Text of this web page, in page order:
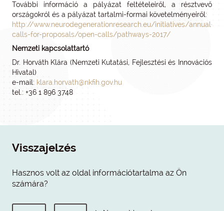
További információ a pályázat feltételeiről, a résztvevő
országokról és a pályázat tartalmi-formai követelményeiről:
http://www.neurodegenerationresearch.eu/initiatives/annual-
calls-for-proposals/open-calls/pathways-2017/
Nemzeti kapcsolattartó
Dr. Horváth Klára (Nemzeti Kutatási, Fejlesztési és Innovációs
Hivatal)
e-mail: klara.horvath@nkfih.gov.hu
tel.: +36 1 896 3748
Visszajelzés
Hasznos volt az oldal információtartalma az Ön
számára?